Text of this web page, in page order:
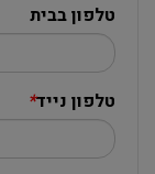
טלפון בבית
טלפון נייד*